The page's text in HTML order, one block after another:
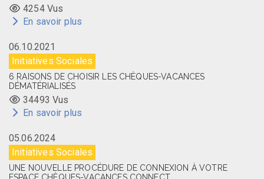
4254 Vus
En savoir plus
06.10.2021
Initiatives Sociales
6 RAISONS DE CHOISIR LES CHÈQUES-VACANCES
DÉMATÉRIALISÉS
34493 Vus
En savoir plus
05.06.2024
Initiatives Sociales
UNE NOUVELLE PROCÉDURE DE CONNEXION À VOTRE